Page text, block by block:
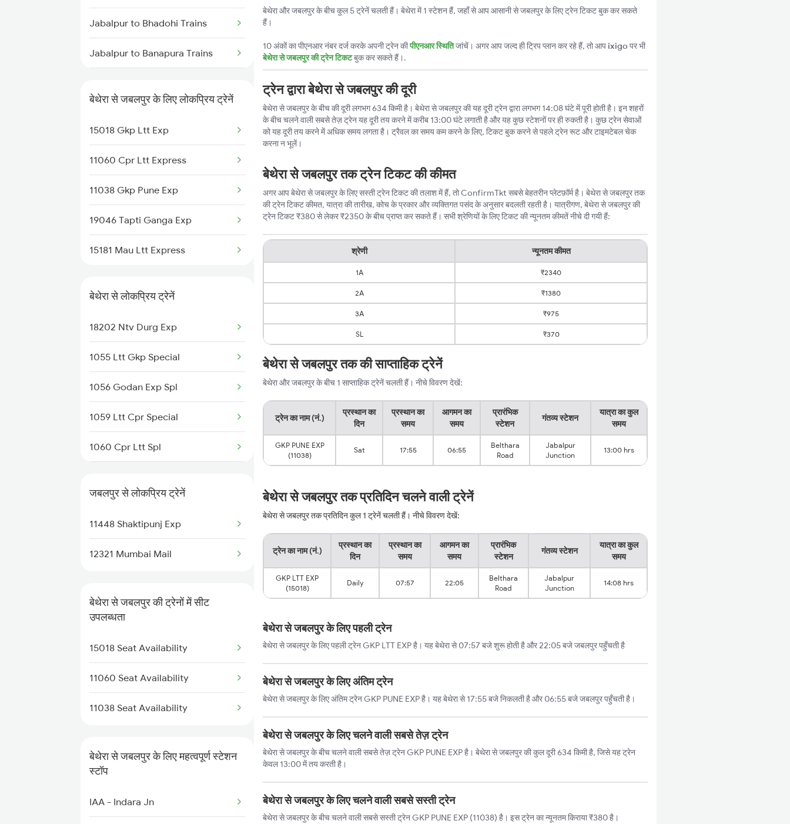
Jabalpur to Bhadohi Trains
Jabalpur to Banapura Trains
Jabalpur to Vadodara Trains
Jabalpur to Bargawan Trains
Jabalpur to Sardi Trains
Jabalpur to Barkakana Trains
बेथेरा से जबलपुर के लिए लोकप्रिय ट्रेनें
15018 Gkp Ltt Exp
11060 Cpr Ltt Express
11038 Gkp Pune Exp
19046 Tapti Ganga Exp
15181 Mau Ltt Express
बेथेरा से लोकप्रिय ट्रेनें
18202 Ntv Durg Exp
1055 Ltt Gkp Special
1056 Godan Exp Spl
1059 Ltt Cpr Special
1060 Cpr Ltt Spl
5008 Ljn Bcy Spl
8201 Durg Ntv Spl
जबलपुर से लोकप्रिय ट्रेनें
11448 Shaktipunj Exp
12321 Mumbai Mail
बेथेरा से जबलपुर की ट्रेनों में सीट
उपलब्धता
15018 Seat Availability
11060 Seat Availability
11038 Seat Availability
बेथेरा से जबलपुर के लिए महत्वपूर्ण स्टेशन
स्टॉप
IAA - Indara Jn
बेथेरा और जबलपुर के बीच कुल 5 ट्रेनें चलती हैं। बेथेरा में 1 स्टेशन हैं, जहाँ से आप आसानी से जबलपुर के लिए ट्रेन टिकट बुक कर सकते
हैं।
10 अंकों का पीएनआर नंबर दर्ज करके अपनी ट्रेन कीपीएनआर स्थितिजांचें। अगर आप जल्द ही ट्रिप प्लान कर रहे हैं, तो आप ixigoपर भी
बेथेरा से जबलपुर की ट्रेन टिकटबुक कर सकते हैं।.
ट्रेन द्वारा बेथेरा से जबलपुर की दूरी
बेथेरा से जबलपुर के बीच की दूरी लगभग 634 किमी है। बेथेरा से जबलपुर की यह दूरी ट्रेन द्वारा लगभग 14:08 घंटे में पूरी होती है। इन शहरों
के बीच चलने वाली सबसे तेज़ ट्रेन यह दूरी तय करने में करीब 13:00 घंटे लगाती है और यह कुछ स्टेशनों पर ही रुकती है। कुछ ट्रेन सेवाओं
को यह दूरी तय करने में अधिक समय लगता है। ट्रैवल का समय कम करने के लिए, टिकट बुक करने से पहले ट्रेन रूट और टाइमटेबल चेक
करना न भूलें।
बेथेरा से जबलपुर तक ट्रेन टिकट की कीमत
अगर आप बेथेरा से जबलपुर के लिए सस्ती ट्रेन टिकट की तलाश में हैं, तो ConfirmTkt सबसे बेहतरीन प्लेटफ़ॉर्म है। बेथेरा से जबलपुर तक
की ट्रेन टिकट कीमत, यात्रा की तारीख, कोच के प्रकार और व्यक्तिगत पसंद के अनुसार बदलती रहती है। यात्रीगण, बेथेरा से जबलपुर की
ट्रेन टिकट ₹380 से लेकर ₹2350 के बीच प्राप्त कर सकते हैं। सभी श्रेणियों के लिए टिकट की न्यूनतम कीमतें नीचे दी गयी हैं:
श्रेणी न्यूनतम कीमत
1A ₹2340
2A ₹1380
3A ₹975
SL ₹370
बेथेरा से जबलपुर तक की साप्ताहिक ट्रेनें
बेथेरा और जबलपुर के बीच 1 साप्ताहिक ट्रेनें चलती हैं। नीचे विवरण देखें:
ट्रेन का नाम (नं.)
प्रस्थान का
दिन
प्रस्थान का
समय
आगमन का
समय
प्रारंभिक
स्टेशन
गंतव्य स्टेशन
यात्रा का कुल
समय
GKP PUNE EXP
(11038)
Sat 17:55 06:55
Belthara
Road
Jabalpur
Junction
13:00 hrs
बेथेरा से जबलपुर तक प्रतिदिन चलने वाली ट्रेनें
बेथेरा से जबलपुर तक प्रतिदिन कुल 1 ट्रेनें चलती हैं। नीचे विवरण देखें:
ट्रेन का नाम (नं.)
प्रस्थान का
दिन
प्रस्थान का
समय
आगमन का
समय
प्रारंभिक
स्टेशन
गंतव्य स्टेशन
यात्रा का कुल
समय
GKP LTT EXP
(15018)
Daily 07:57 22:05
Belthara
Road
Jabalpur
Junction
14:08 hrs
बेथेरा से जबलपुर के लिए पहली ट्रेन
बेथेरा से जबलपुर के लिए पहली ट्रेन GKP LTT EXP है। यह बेथेरा से 07:57 बजे शुरू होती है और 22:05 बजे जबलपुर पहुँचती है
बेथेरा से जबलपुर के लिए अंतिम ट्रेन
बेथेरा से जबलपुर के लिए अंतिम ट्रेन GKP PUNE EXP है। यह बेथेरा से 17:55 बजे निकलती है और 06:55 बजे जबलपुर पहुँचती है।
बेथेरा से जबलपुर के लिए चलने वाली सबसे तेज़ ट्रेन
बेथेरा से जबलपुर के बीच चलने वाली सबसे तेज़ ट्रेन GKP PUNE EXP है। बेथेरा से जबलपुर की कुल दूरी 634 किमी है, जिसे यह ट्रेन
केवल 13:00 में तय करती है।
बेथेरा से जबलपुर के लिए चलने वाली सबसे सस्ती ट्रेन
बेथेरा से जबलपुर के बीच चलने वाली सबसे सस्ती ट्रेन GKP PUNE EXP (11038) है। इस ट्रेन का न्यूनतम किराया ₹380 है।